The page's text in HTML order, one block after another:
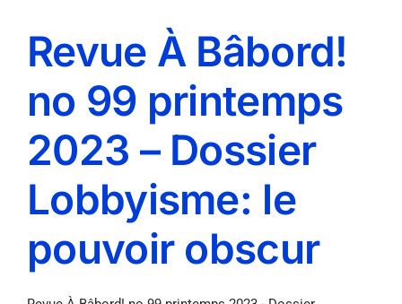
Revue À Bâbord!
no 99 printemps
2023 – Dossier
Lobbyisme: le
pouvoir obscur